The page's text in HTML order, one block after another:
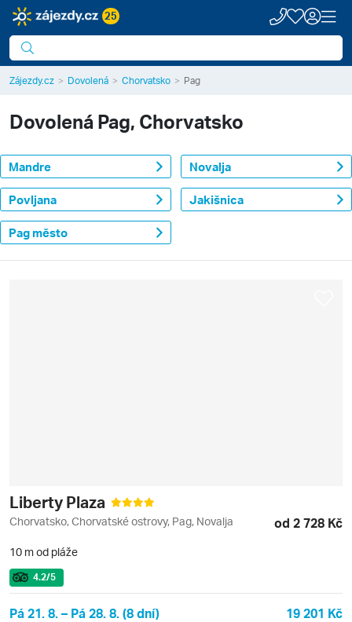
25
Zájezdy.cz Dovolená Chorvatsko Pag
Dovolená Pag, Chorvatsko
Mandre Novalja
Povljana Jakišnica
Pag město
Liberty Plaza
Chorvatsko, Chorvatské ostrovy, Pag, Novalja od 2 728 Kč
10 m od pláže
4.2/5
Pá 21. 8. – Pá 28. 8. (8 dní) 19 201 Kč